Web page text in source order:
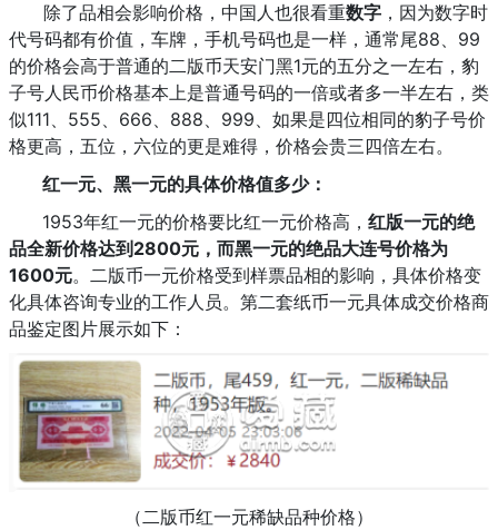
除了品相会影响价格，中国人也很看重数字 ，因为数字时
代号码都有价值，车牌，手机号码也是一样，通常尾88、99
的价格会高于普通的二版币天安门黑1元的五分之一左右，豹
子号人民币价格基本上是普通号码的一倍或者多一半左右，类
似111、555、666、888、999、如果是四位相同的豹子号价
格更高，五位，六位的更是难得，价格会贵三四倍左右。
红一元、黑一元的具体价格值多少：
1953年红一元的价格要比红一元价格高， 红版一元的绝
品全新价格达到2800元，而黑一元的绝品大连号价格为
1600元。二版币一元价格受到样票品相的影响，具体价格变
化具体咨询专业的工作人员。第二套纸币一元具体成交价格商
品鉴定图片展示如下：
（二版币红一元稀缺品种价格）